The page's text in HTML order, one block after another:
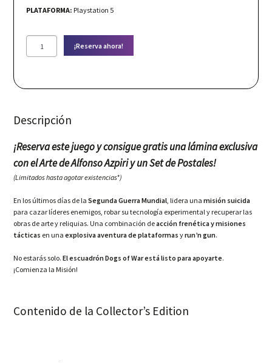
PLATAFORMA: Playstation 5
Highjump:
of
Collector's
(PS5)
¡Reserva ahora!
Descripción
¡Reserva este juego y consigue gratis una lámina exclusiva
con el Arte de Alfonso Azpiri y un Set de Postales!
(Limitados hasta agotar existencias*)
En los últimos días de laSegunda Guerra Mundial , lidera unamisión suicida
para cazar líderes enemigos, robar su tecnología experimental y recuperar las
obras de arte y reliquias. Una combinación deacción frenética y misiones
tácticas en unaexplosiva aventura de plataformas yrun’n gun.
No estarás solo.El escuadrón Dogs of War está listo para apoyarte.
¡Comienza la Misión!
Contenido de la Collector’s Edition